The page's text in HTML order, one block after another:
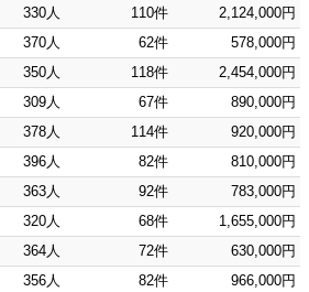
330人 110件
2,124,000円
370人 62件
578,000円
350人 118件
2,454,000円
309人 67件
890,000円
378人 114件
920,000円
396人 82件
810,000円
363人 92件
783,000円
320人 68件
1,655,000円
364人 72件
630,000円
356人 82件
966,000円